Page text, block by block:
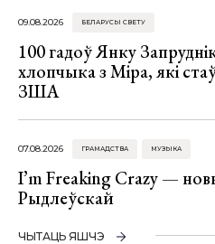
09.08.2026 БЕЛАРУСЫ СВЕТУ
100 гадоў Янку
хлопчыка з Міра, які
ЗША
07.08.2026 ГРАМАДСТВА МУЗЫКА
I’m Freaking Crazy —
Рыдлеўскай
ЧЫТАЦЬ ЯШЧЭ